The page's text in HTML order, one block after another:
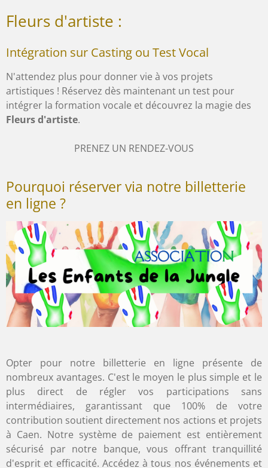
Fleurs d'artiste :
Intégration sur Casting ou Test Vocal
N'attendez plus pour donner vie à vos projets
artistiques ! Réservez dès maintenant un test pour
intégrer la formation vocale et découvrez la magie des
Fleurs d'artiste.
PRENEZ UN RENDEZ-VOUS
Pourquoi réserver via notre billetterie
en ligne ?
Opter pour notre billetterie en ligne présente de
nombreux avantages. C'est le moyen le plus simple et le
plus direct de régler vos participations sans
intermédiaires, garantissant que 100% de votre
contribution soutient directement nos actions et projets
à Caen. Notre système de paiement est entièrement
sécurisé par notre banque, vous offrant tranquillité
d'esprit et efficacité. Accédez à tous nos événements et